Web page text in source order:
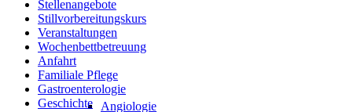
Angiologie
Stellenangebote
Stillvorbereitungskurs
Veranstaltungen
Wochenbettbetreuung
Anfahrt
Familiale Pflege
Gastroenterologie
Geschichte